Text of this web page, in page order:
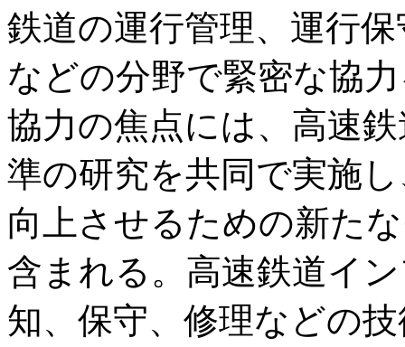
鉄道の運行管理、運行
などの分野で緊密な協
協力の焦点には、高速
準の研究を共同で実施
向上させるための新た
含まれる。高速鉄道イ
知、保守、修理などの